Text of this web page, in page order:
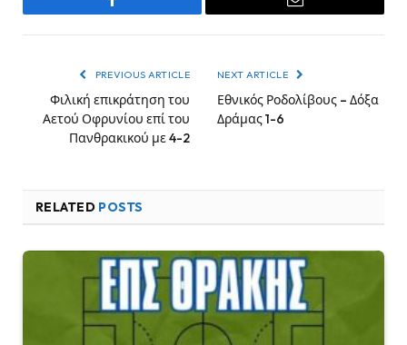
Facebook Email
PREVIOUS ARTICLE
Φιλική επικράτηση του
Αετού Οφρυνίου επί του
Πανθρακικού με 4-2
NEXT ARTICLE
Εθνικός Ροδολίβους – Δόξα
Δράμας 1-6
RELATED POSTS